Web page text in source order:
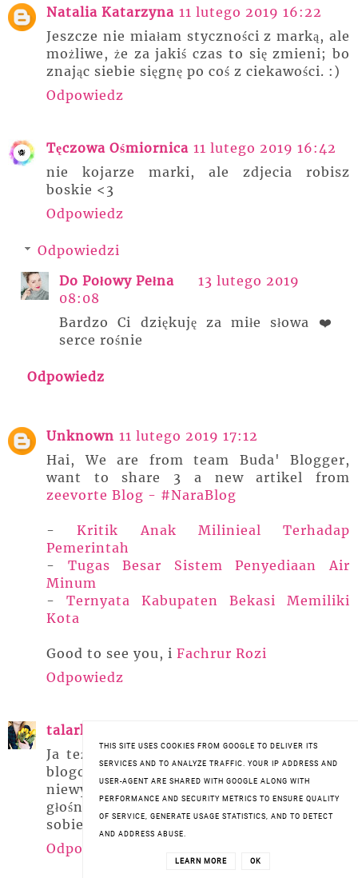
Natalia Katarzyna 11 lutego 2019 16:22
Jeszcze nie miałam styczności z marką, ale
możliwe, że za jakiś czas to się zmieni; bo
znając siebie sięgnę po coś z ciekawości. :)
Odpowiedz
Tęczowa Ośmiornica 11 lutego 2019 16:42
nie kojarze marki, ale zdjecia robisz
boskie <3
Odpowiedz
Odpowiedzi
Do Połowy Pełna
13 lutego 2019
08:08
Bardzo Ci dziękuję za miłe słowa ❤️
serce rośnie
Odpowiedz
Unknown 11 lutego 2019 17:12
Hai, We are from team Buda' Blogger,
want to share 3 a new artikel from
zeevorte Blog - #NaraBlog
-Kritik Anak Milinieal Terhadap
Pemerintah
- Tugas Besar Sistem Penyediaan Air
Minum
- Ternyata Kabupaten Bekasi Memiliki
Kota
Good to see you, i Fachrur Rozi
Odpowiedz
talarkowa
Ja też jestem ciekawa, o co tyle szumu w
blogosferze jeśli chodzi o Balmi, ale po
niewypale z Eosem, o którym też było
głośno i to w pozytywnym sensie, dałam
sobie na razie na wstrzymanie:)
Odpowiedz
THIS SITE USES COOKIES FROM GOOGLE TO DELIVER ITS
SERVICES AND TO ANALYZE TRAFFIC. YOUR IP ADDRESS AND
USER-AGENT ARE SHARED WITH GOOGLE ALONG WITH
PERFORMANCE AND SECURITY METRICS TO ENSURE QUALITY
OF SERVICE, GENERATE USAGE STATISTICS, AND TO DETECT
AND ADDRESS ABUSE.
LEARN MORE OK